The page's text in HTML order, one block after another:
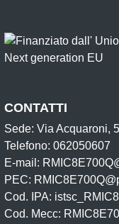
CONTATTI
Sede: Via Acquaroni,
Telefono: 062050607
E-mail:
PEC:
Cod. IPA:
Cod. Mecc: